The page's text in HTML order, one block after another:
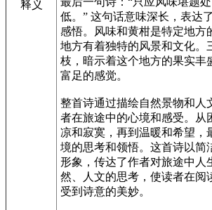
释义
低。” 这句话意味深长，表达
感悟。风味和黄柑是特定地方
地方有着独特的风景和文化。
枝，暗示着这个地方的果实丰
富足的感觉。
整首诗通过描绘自然景物和人
者在旅途中的心境和感受。从
凉和寂寞，再到温暖和希望，
境的思考和领悟。这首诗以简
形象，传达了作者对旅途中人
然、人文的思考，使读者在阅
受到诗意的美妙。